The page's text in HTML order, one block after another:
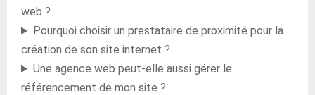
web ?
Pourquoi choisir un prestataire de proximité pour la
création de son site internet ?
Une agence web peut-elle aussi gérer le
référencement de mon site ?